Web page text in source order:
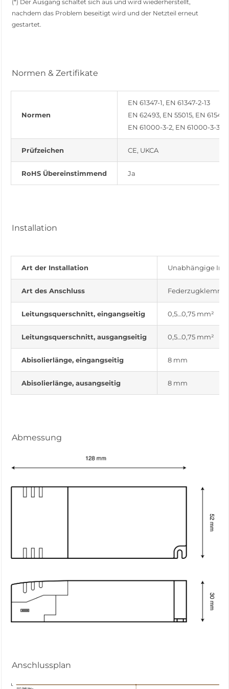
(*) Der Ausgang schaltet sich aus und wird wiederherstellt,
nachdem das Problem beseitigt wird und der Netzteil erneut
gestartet.
Normen & Zertifikate
Normen
EN 61347-1, EN 61347-2-13
EN 62493, EN 55015, EN 61547
EN 61000-3-2, EN 61000-3-3
Prüfzeichen CE, UKCA
RoHS Übereinstimmend Ja
Installation
Art der Installation Unabhängige
Art des Anschluss Federzugklemme
Leitungsquerschnitt, eingangseitig 0,5…0,75 mm²
Leitungsquerschnitt, ausgangseitig 0,5…0,75 mm²
Abisolierlänge, eingangseitig 8 mm
Abisolierlänge, ausangseitig 8 mm
Abmessung
Anschlussplan